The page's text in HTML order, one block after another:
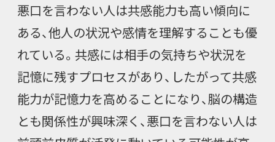
悪口を言わない人は共感能力も高い傾向に
ある、他人の状況や感情を理解することも優
れている。共感には相手の気持ちや状況を
記憶に残すプロセスがあり、したがって共感
能力が記憶力を高めることになり、脳の構造
とも関係性が興味深く、悪口を言わない人は